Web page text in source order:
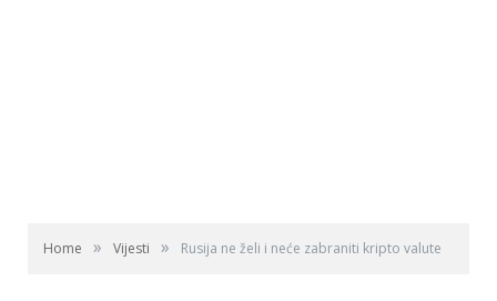
Home » Vijesti » Rusija ne želi i neće zabraniti kripto valute